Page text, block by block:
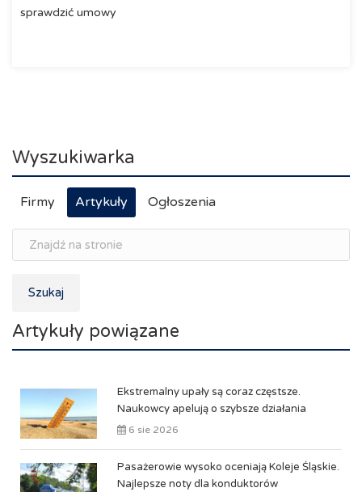
sprawdzić umowy
Wyszukiwarka
Firmy Artykuły Ogłoszenia
Szukaj
Artykuły powiązane
Ekstremalny upały są coraz częstsze.
Naukowcy apelują o szybsze działania
6 sie 2026
Pasażerowie wysoko oceniają Koleje Śląskie.
Najlepsze noty dla konduktorów